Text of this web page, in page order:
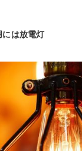
には放電灯